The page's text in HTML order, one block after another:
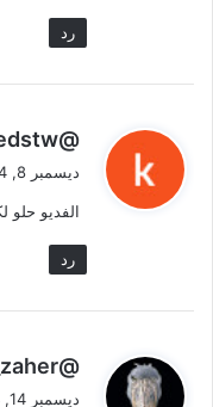
رد
ي
ل
@khaledstw
ديسمبر 8, 2024 الساعة 6:30 م
الفديو
رد
ي
@mo_zaher
ديسمبر 14, 2024 الساعة 3:49 م